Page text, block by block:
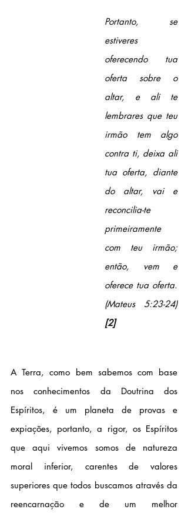
Portanto, se
estiveres
oferecendo tua
oferta sobre o
altar, e ali te
lembrares que teu
irmão tem algo
contra ti, deixa ali
tua oferta, diante
do altar, vai e
reconcilia-te
primeiramente
com teu irmão;
então, vem e
oferece tua oferta.
(Mateus 5:23-24)
[2]
A Terra, como bem sabemos com base
nos conhecimentos da Doutrina dos
Espíritos, é um planeta de provas e
expiações, portanto, a rigor, os Espíritos
que aqui vivemos somos de natureza
moral inferior, carentes de valores
superiores que todos buscamos através da
reencarnação e de um melhor